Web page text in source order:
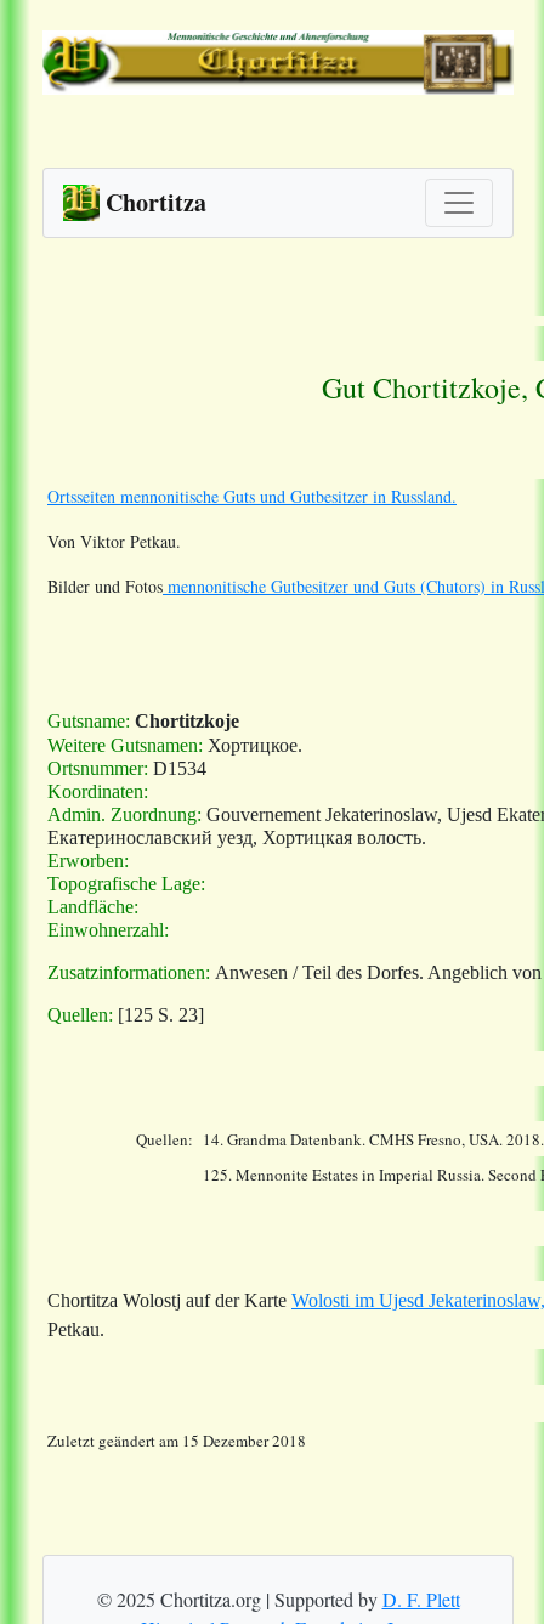
Chortitza
Gut Chortitzkoje,
Ortsseiten mennonitische Guts und Gutbesitzer in Russland.
Von Viktor Petkau.
Bilder und Fotos mennonitische Gutbesitzer und Guts (Chutors) in
Gutsname: Chortitzkoje
Weitere Gutsnamen: Хортицкое.
Ortsnummer: D1534
Koordinaten:
Admin. Zuordnung: Gouvernement Jekaterinoslaw, Ujesd
Екатеринославский уезд, Хортицкая волость.
Erworben:
Topografische Lage:
Landfläche:
Einwohnerzahl:
Zusatzinformationen: Anwesen / Teil des Dorfes. Angeblich von
Quellen: [125 S. 23]
Quellen: 14.Grandma Datenbank. CMHS Fresno, USA.
125. Mennonite Estates in Imperial Russia.
Chortitza Wolostj auf der Karte Wolosti im Ujesd
Petkau.
Zuletzt geändert am 15 Dezember 2018
© 2025 Chortitza.org | Supported byD. F. Plett